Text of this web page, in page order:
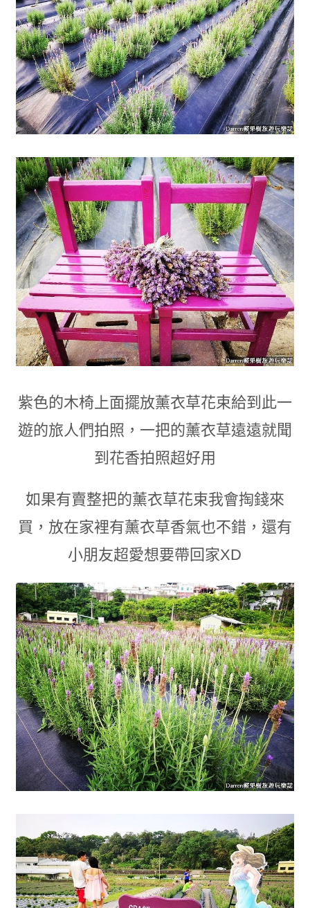
紫色的木椅上面擺放薰衣草花束給到此一
遊的旅人們拍照 ， 一把的薰衣草遠遠就聞
到花香拍照超好用
如果有賣整把的薰衣草花束我會掏錢來
買 ， 放在家裡有薰衣草香氣也不錯 ， 還有
小朋友超愛想要帶回家XD